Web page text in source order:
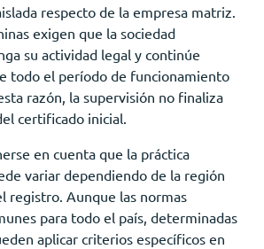
respecto de la empresa matriz.
exigen que la sociedad
su actividad legal y continúe
todo el período de funcionamiento
razón, la supervisión no finaliza
certificado inicial.
en cuenta que la práctica
variar dependiendo de la región
registro. Aunque las normas
para todo el país, determinadas
aplicar criterios específicos en